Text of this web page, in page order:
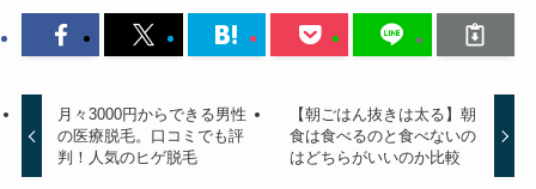
月々3000円からできる男性
の医療脱毛。口コミでも評
判！人気のヒゲ脱毛
【朝ごはん抜きは太る】朝
食は食べるのと食べないの
はどちらがいいのか比較